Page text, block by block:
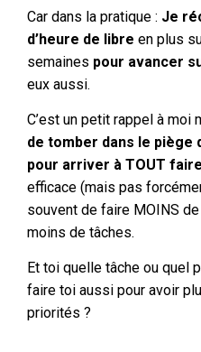
Car dans la pratique : Je
d’heure de libre en plus
semaines pour avancer
eux aussi.
C’est un petit rappel à moi
de tomber dans le piège
pour arriver à TOUT faire
efficace (mais pas
souvent de faire MOINS
moins de tâches.
Et toi quelle tâche ou quel
faire toi aussi pour avoir
priorités ?